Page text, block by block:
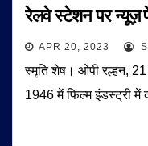
रेलवे स्टेशन पर न्यूज़
APR 20, 2023
स्मृति शेष। ओपी रल्हन,
1946 में फिल्म इंडस्ट्री में